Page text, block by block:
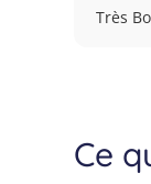
Très
Ce